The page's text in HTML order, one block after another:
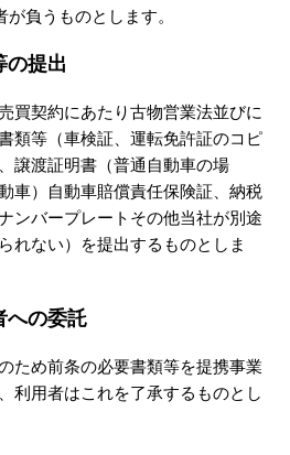
負うものとします。
提出
買契約にあたり古物営業法並びに
類等（車検証、運転免許証のコピ
譲渡証明書（普通自動車の場
車）自動車賠償責任保険証、納税
ンバープレートその他当社が別途
れない）を提出するものとしま
の委託
ため前条の必要書類等を提携事業
利用者はこれを了承するものとし